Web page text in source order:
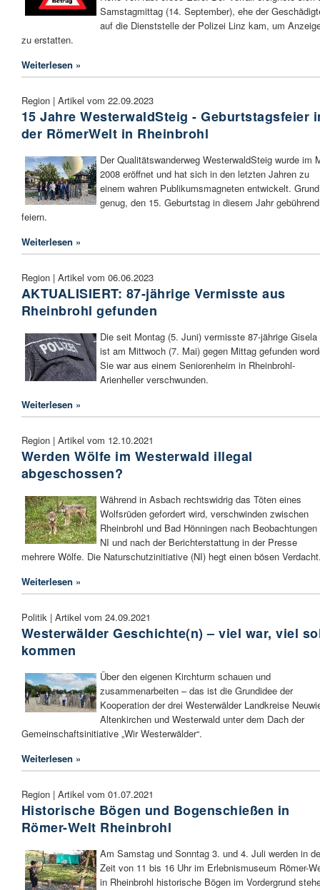
Samstagmittag (14. September), ehe der
auf die Dienststelle der Polizei Linz kam, um
zu erstatten.
Weiterlesen »
Region | Artikel vom 22.09.2023
15 Jahre WesterwaldSteig - Geburtstagsfeier
der RömerWelt in Rheinbrohl
Der Qualitätswanderweg WesterwaldSteig wurde im
2008 eröffnet und hat sich in den letzten Jahren zu
einem wahren Publikumsmagneten entwickelt. Grund
genug, den 15. Geburtstag in diesem Jahr
feiern.
Weiterlesen »
Region | Artikel vom 06.06.2023
AKTUALISIERT: 87-jährige Vermisste aus
Rheinbrohl gefunden
Die seit Montag (5. Juni) vermisste 87-jährige Gisela
ist am Mittwoch (7. Mai) gegen Mittag gefunden
Sie war aus einem Seniorenheim in Rheinbrohl-
Arienheller verschwunden.
Weiterlesen »
Region | Artikel vom 12.10.2021
Werden Wölfe im Westerwald illegal
abgeschossen?
Während in Asbach rechtswidrig das Töten eines
Wolfsrüden gefordert wird, verschwinden zwischen
Rheinbrohl und Bad Hönningen nach Beobachtungen
NI und nach der Berichterstattung in der Presse
mehrere Wölfe. Die Naturschutzinitiative (NI) hegt einen bösen
Weiterlesen »
Politik | Artikel vom 24.09.2021
Westerwälder Geschichte(n) – viel war, viel
kommen
Über den eigenen Kirchturm schauen und
zusammenarbeiten – das ist die Grundidee der
Kooperation der drei Westerwälder Landkreise
Altenkirchen und Westerwald unter dem Dach der
Gemeinschaftsinitiative „Wir Westerwälder“.
Weiterlesen »
Region | Artikel vom 01.07.2021
Historische Bögen und Bogenschießen in
Römer-Welt Rheinbrohl
Am Samstag und Sonntag 3. und 4. Juli werden in
Zeit von 11 bis 16 Uhr im Erlebnismuseum Römer-
in Rheinbrohl historische Bögen im Vordergrund